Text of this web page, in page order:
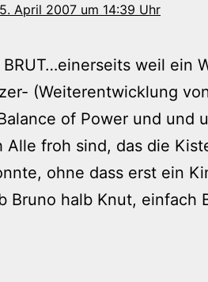
April 2007 um 14:39 Uhr
weil ein
(Weiterentwicklung
of Power und und
Alle froh sind, das die
ohne dass erst ein
Bruno halb Knut, einfach